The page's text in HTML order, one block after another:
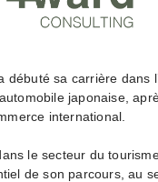
débuté sa carrière dans
japonaise,
international.
le secteur du
de son parcours, au